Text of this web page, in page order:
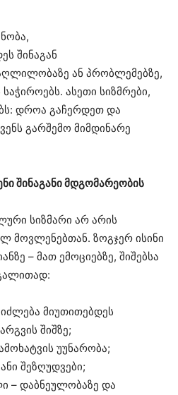
შინაგან
ან პრობლემებზე,
ასეთი სიზმრები,
დროა გაჩერდეთ და
გარშემო მიმდინარე
შინაგანი მდგომარეობის
სიზმარი არ არის
მოვლენებთან. ზოგჯერ ისინი
– მათ ემოციებზე, შიშებსა
მიუთითებდეს
შიშზე;
უუნარობა;
შეზღუდვები;
– დაბნეულობაზე და